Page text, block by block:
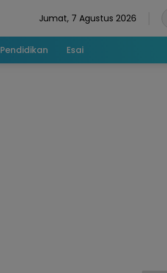
Jumat, 7 Agustus 2026
Pendidikan Esai